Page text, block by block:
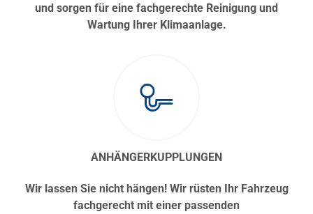
und sorgen für eine fachgerechte Reinigung und
Wartung Ihrer Klimaanlage.
ANHÄNGERKUPPLUNGEN
Wir lassen Sie nicht hängen! Wir rüsten Ihr Fahrzeug
fachgerecht mit einer passenden